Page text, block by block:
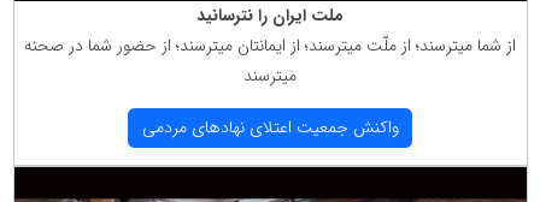
ملت ایران را نترسانید
از شما میترسند؛ از ملّت میترسند؛ از ایمانتان میترسند؛ از حضور شما در صحنه
میترسند
واكنش جمعیت اعتلای نهادهای مردمی